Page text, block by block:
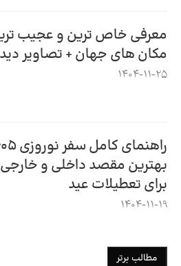
معرفی خاص ترین و عجیب
مکان های جهان + تصاویر
1404-11-25
بهترین مقصد داخلی و خارجی
برای تعطیلات عید
1404-11-19
مطالب برتر